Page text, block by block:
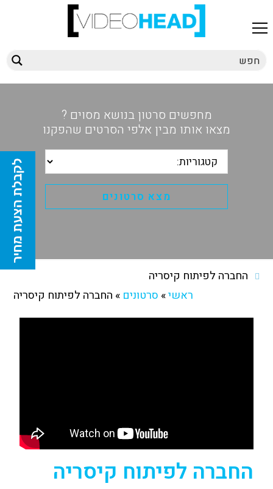
מחפשים סרטון בנושא מסוים ?
מצאו אותו מבין אלפי הסרטים שהפקנו
החברה לפיתוח קיסריה
ראשי» סרטונים » החברה לפיתוח קיסריה
החברה לפיתוח קיסריה